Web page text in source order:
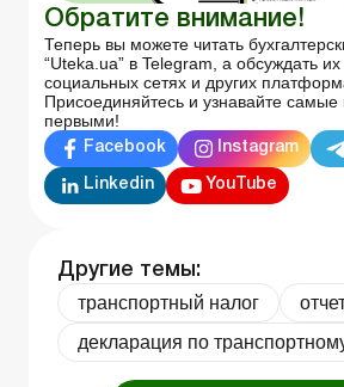
Обратите внимание!
Теперь вы можете читать
“Uteka.ua” в Telegram, а обсуждать
социальных сетях и других
Присоединяйтесь и узнавайте самые
первыми!
Facebook Instagram
Linkedin YouTube
Другие темы:
транспортный налог
декларация по